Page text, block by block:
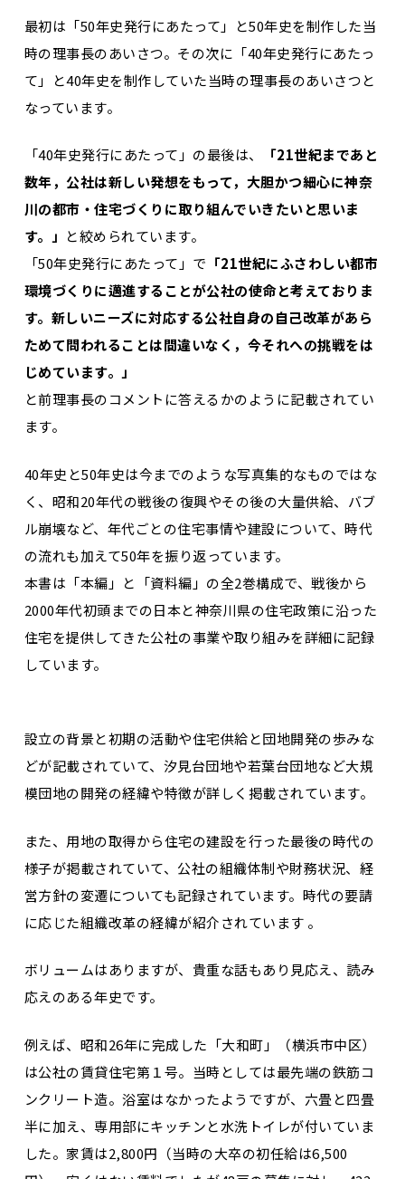
最初は「50年史発行にあたって」と50年史を制作した当
時の理事長のあいさつ。その次に「40年史発行にあたっ
て」と40年史を制作していた当時の理事長のあいさつと
なっています。
「40年史発行にあたって」の最後は、
「21世紀まであと
数年，公社は新しい発想をもって，大胆かつ細心に神奈
川の都市・住宅づくりに取り組んでいきたいと思いま
す。」 と絞められています。
「50年史発行にあたって」で 「21世紀にふさわしい都市
環境づくりに邁進することが公社の使命と考えておりま
す。新しいニーズに対応する公社自身の自己改革があら
ためて問われることは間違いなく，今それへの挑戦をは
じめています。」
と前理事長のコメントに答えるかのように記載されてい
ます。
40年史と50年史は今までのような写真集的なものではな
く、昭和20年代の戦後の復興やその後の大量供給、バブ
ル崩壊など、年代ごとの住宅事情や建設について、時代
の流れも加えて50年を振り返っています。
本書は「本編」と「資料編」の全2巻構成で、戦後から
2000年代初頭までの日本と神奈川県の住宅政策に沿った
住宅を提供してきた公社の事業や取り組みを詳細に記録
しています。
設立の背景と初期の活動や住宅供給と団地開発の歩みな
どが記載されていて、汐見台団地や若葉台団地など大規
模団地の開発の経緯や特徴が詳しく掲載されています。
また、用地の取得から住宅の建設を行った最後の時代の
様子が掲載されていて、公社の組織体制や財務状況、経
営方針の変遷についても記録されています。時代の要請
に応じた組織改革の経緯が紹介されています 。
ボリュームはありますが、貴重な話もあり見応え、読み
応えのある年史です。
例えば、昭和26年に完成した「大和町」（横浜市中区）
は公社の賃貸住宅第１号。当時としては最先端の鉄筋コ
ンクリート造。浴室はなかったようですが、六畳と四畳
半に加え、専用部にキッチンと水洗トイレが付いていま
した。家賃は2,800円（当時の大卒の初任給は6,500